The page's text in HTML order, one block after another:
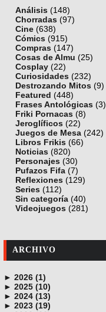
Análisis (148)
Chorradas (97)
Cine (638)
Cómics (915)
Compras (147)
Cosas de Almu (25)
Cosplay (22)
Curiosidades (232)
Destrozando Mitos (9)
Featured (448)
Frases Antológicas (3)
Friki Pornacas (8)
Jeroglíficos (22)
Juegos de Mesa (242)
Libros Frikis (66)
Noticias (820)
Personajes (30)
Pufazos Fifa (7)
Reflexiones (129)
Series (112)
Sin categoría (40)
Videojuegos (281)
ARCHIVO
► 2026 (1)
junio (1)
► 2025 (10)
noviembre (1)
octubre (1)
► 2024 (13)
diciembre (4)
► 2023 (19)